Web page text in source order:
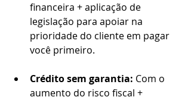
financeira + aplicação de
legislação para apoiar na
prioridade do cliente em pagar
você primeiro.
Crédito sem garantia: Com o
aumento do risco fiscal +